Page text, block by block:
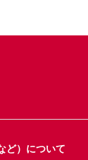
ど）について